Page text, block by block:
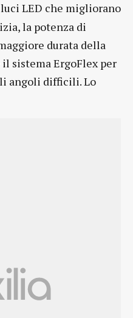
LED che migliorano
la potenza di
durata della
sistema ErgoFlex per
angoli difficili. Lo